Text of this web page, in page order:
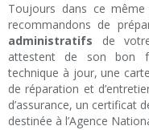
Toujours dans ce
recommandons de
administratifs de
attestent de son bon
technique à jour, une
de réparation et
d’assurance, un certificat
destinée à l’Agence